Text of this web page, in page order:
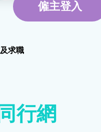
僱主登入
求職
行網